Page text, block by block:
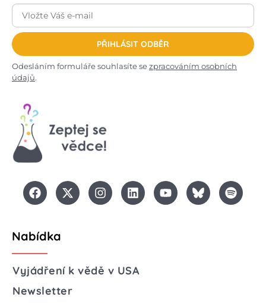
PŘIHLÁSIT ODBĚR
Odesláním formuláře souhlasíte sezpracováním osobních
údajů.
Nabídka
Vyjádření k vědě v USA
Newsletter